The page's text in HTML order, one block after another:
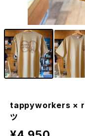
tappyworkers ×
ツ